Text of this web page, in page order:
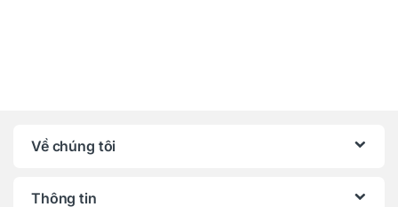
Về chúng tôi
Thông tin